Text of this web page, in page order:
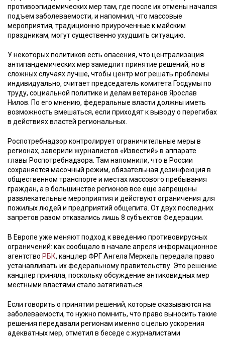
противоэпидемических мер там, где после их отмены начался
подъем заболеваемости, и напомнил, что массовые
мероприятия, традиционно приуроченные к майским
праздникам, могут существенно ухудшить ситуацию.
У некоторых политиков есть опасения, что централизация
антипандемических мер замедлит принятие решений, но в
сложных случаях лучше, чтобы центр мог решать проблемы
индивидуально, считает председатель комитета Госдумы по
труду, социальной политике и делам ветеранов Ярослав
Нилов. По его мнению, федеральные власти должны иметь
возможность вмешаться, если приходят к выводу о перегибах
в действиях властей региональных.
Роспотребнадзор контролирует ограничительные меры в
регионах, заверили журналистов «Известий» в аппарате
главы Роспотребнадзора. Там напомнили, что в России
сохраняется масочный режим, обязательная дезинфекция в
общественном транспорте и местах массового пребывания
граждан, а в большинстве регионов все еще запрещены
развлекательные мероприятия и действуют ограничения для
пожилых людей и предприятий общепита. От двух последних
запретов разом отказались лишь 8 субъектов Федерации.
В Европе уже меняют подход к введению противовирусных
ограничений: как сообщало в начале апреля информационное
агентство РБК, канцлер ФРГ Ангела Меркель передала право
устанавливать их федеральному правительству. Это решение
канцлер приняла, поскольку обсуждение антиковидных мер
местными властями стало затягиваться.
Если говорить о принятии решений, которые сказываются на
заболеваемости, то нужно помнить, что право выносить такие
решения передавали регионам именно с целью ускорения
адекватных мер, отметил в беседе с журналистами